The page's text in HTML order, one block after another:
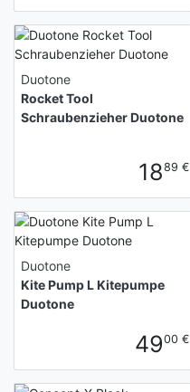
Duotone
Rocket Tool
Schraubenzieher Duotone
1889 €
Duotone
Kite Pump L Kitepumpe
Duotone
4900 €